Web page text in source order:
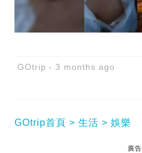
GOtrip 3 months ago
GOtrip首頁 生活 娛樂
廣告